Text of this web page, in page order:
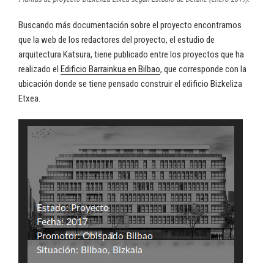
Buscando más documentación sobre el proyecto encontramos
que la web de los redactores del proyecto, el estudio de
arquitectura Katsura, tiene publicado entre los proyectos que ha
realizado el Edificio Barrainkua en Bilbao, que corresponde con la
ubicación donde se tiene pensado construir el edificio Bizkeliza
Etxea.